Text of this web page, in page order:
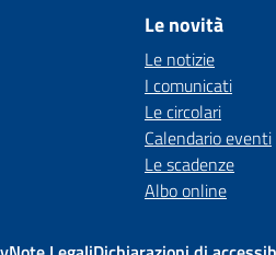
Le novità
Le notizie
I comunicati
Le circolari
Calendario eventi
Le scadenze
Albo online